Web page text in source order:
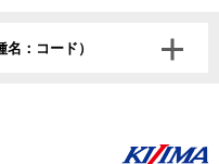
名：コード）